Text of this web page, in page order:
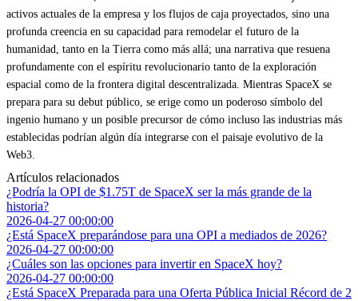
activos actuales de la empresa y los flujos de caja proyectados, sino una
profunda creencia en su capacidad para remodelar el futuro de la
humanidad, tanto en la Tierra como más allá; una narrativa que resuena
profundamente con el espíritu revolucionario tanto de la exploración
espacial como de la frontera digital descentralizada. Mientras SpaceX se
prepara para su debut público, se erige como un poderoso símbolo del
ingenio humano y un posible precursor de cómo incluso las industrias más
establecidas podrían algún día integrarse con el paisaje evolutivo de la
Web3.
Artículos relacionados
¿Podría la OPI de $1.75T de SpaceX ser la más grande de la
historia?
2026-04-27 00:00:00
¿Está SpaceX preparándose para una OPI a mediados de 2026?
2026-04-27 00:00:00
¿Cuáles son las opciones para invertir en SpaceX hoy?
2026-04-27 00:00:00
¿Está SpaceX Preparada para una Oferta Pública Inicial Récord de 2